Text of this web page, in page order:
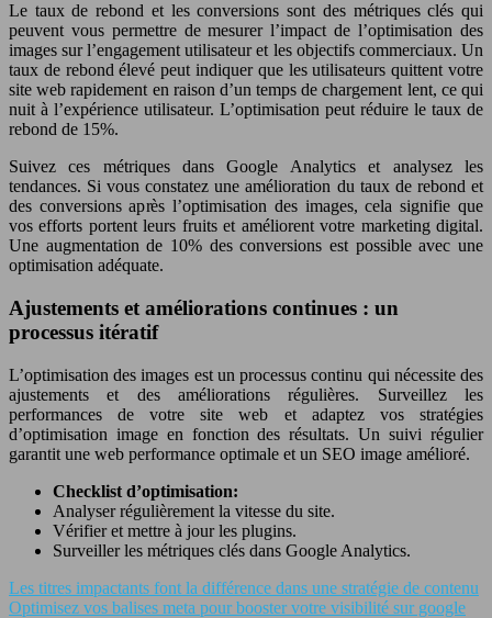
Le taux de rebond et les conversions sont des métriques clés qui
peuvent vous permettre de mesurer l’impact de l’optimisation des
images sur l’engagement utilisateur et les objectifs commerciaux. Un
taux de rebond élevé peut indiquer que les utilisateurs quittent votre
site web rapidement en raison d’un temps de chargement lent, ce qui
nuit à l’expérience utilisateur. L’optimisation peut réduire le taux de
rebond de 15%.
Suivez ces métriques dans Google Analytics et analysez les
tendances. Si vous constatez une amélioration du taux de rebond et
des conversions après l’optimisation des images, cela signifie que
vos efforts portent leurs fruits et améliorent votre marketing digital.
Une augmentation de 10% des conversions est possible avec une
optimisation adéquate.
Ajustements et améliorations continues : un
processus itératif
L’optimisation des images est un processus continu qui nécessite des
ajustements et des améliorations régulières. Surveillez les
performances de votre site web et adaptez vos stratégies
d’optimisation image en fonction des résultats. Un suivi régulier
garantit une web performance optimale et un SEO image amélioré.
Checklist d’optimisation:
Analyser régulièrement la vitesse du site.
Vérifier et mettre à jour les plugins.
Surveiller les métriques clés dans Google Analytics.
Les titres impactants font la différence dans une stratégie de contenu
Optimisez vos balises meta pour booster votre visibilité sur google